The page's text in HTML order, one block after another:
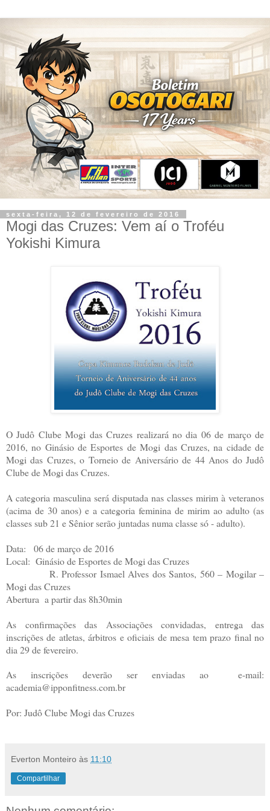
sexta-feira, 12 de fevereiro de 2016
Mogi das Cruzes: Vem aí o Troféu
Yokishi Kimura
O Judô Clube Mogi das Cruzes realizará no dia 06 de março de
2016, no Ginásio de Esportes de Mogi das Cruzes, na cidade de
Mogi das Cruzes, o Torneio de Aniversário de 44 Anos do Judô
Clube de Mogi das Cruzes.
A categoria masculina será disputada nas classes mirim à veteranos
(acima de 30 anos) e a categoria feminina de mirim ao adulto (as
classes sub 21 e Sênior serão juntadas numa classe só - adulto).
Data: 06 de março de 2016
Local: Ginásio de Esportes de Mogi das Cruzes
R. Professor Ismael Alves dos Santos, 560 – Mogilar –
Mogi das Cruzes
Abertura a partir das 8h30min
As confirmações das Associações convidadas, entrega das
inscrições de atletas, árbitros e oficiais de mesa tem prazo final no
dia 29 de fevereiro.
As inscrições deverão ser enviadas ao e-mail:
academia@ipponfitness.com.br
Por: Judô Clube Mogi das Cruzes
Everton Monteiro às 11:10
Compartilhar